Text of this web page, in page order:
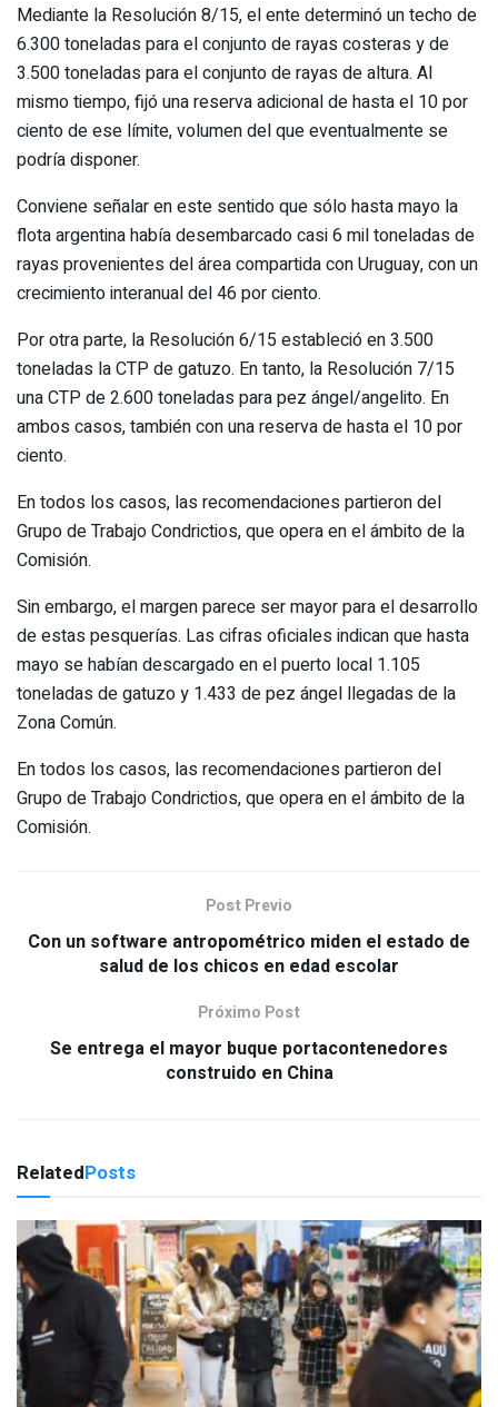
Mediante la Resolución 8/15, el ente determinó un techo de
6.300 toneladas para el conjunto de rayas costeras y de
3.500 toneladas para el conjunto de rayas de altura. Al
mismo tiempo, fijó una reserva adicional de hasta el 10 por
ciento de ese límite, volumen del que eventualmente se
podría disponer.
Conviene señalar en este sentido que sólo hasta mayo la
flota argentina había desembarcado casi 6 mil toneladas de
rayas provenientes del área compartida con Uruguay, con un
crecimiento interanual del 46 por ciento.
Por otra parte, la Resolución 6/15 estableció en 3.500
toneladas la CTP de gatuzo. En tanto, la Resolución 7/15
una CTP de 2.600 toneladas para pez ángel/angelito. En
ambos casos, también con una reserva de hasta el 10 por
ciento.
En todos los casos, las recomendaciones partieron del
Grupo de Trabajo Condrictios, que opera en el ámbito de la
Comisión.
Sin embargo, el margen parece ser mayor para el desarrollo
de estas pesquerías. Las cifras oficiales indican que hasta
mayo se habían descargado en el puerto local 1.105
toneladas de gatuzo y 1.433 de pez ángel llegadas de la
Zona Común.
En todos los casos, las recomendaciones partieron del
Grupo de Trabajo Condrictios, que opera en el ámbito de la
Comisión.
Post Previo
Con un software antropométrico miden el estado de
salud de los chicos en edad escolar
Próximo Post
Se entrega el mayor buque portacontenedores
construido en China
RelatedPosts